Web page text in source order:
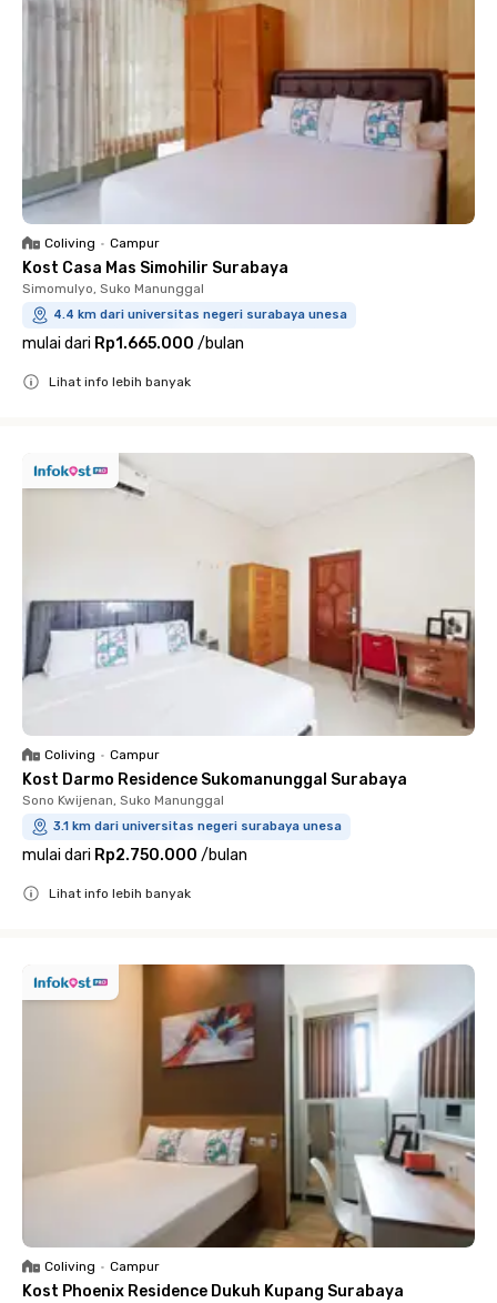
Coliving • Campur
Kost Casa Mas Simohilir Surabaya
Simomulyo, Suko Manunggal
4.4 km dari universitas negeri surabaya unesa
mulai dari Rp1.665.000 /bulan
Lihat info lebih banyak
Coliving • Campur
Kost Darmo Residence Sukomanunggal Surabaya
Sono Kwijenan, Suko Manunggal
3.1 km dari universitas negeri surabaya unesa
mulai dari Rp2.750.000 /bulan
Lihat info lebih banyak
Coliving • Campur
Kost Phoenix Residence Dukuh Kupang Surabaya